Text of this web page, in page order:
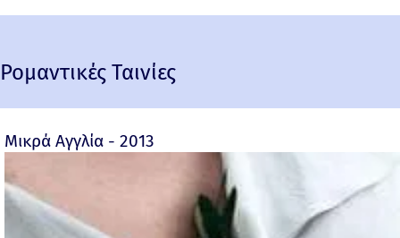
Ρομαντικές Ταινίες
Μικρά Αγγλία - 2013